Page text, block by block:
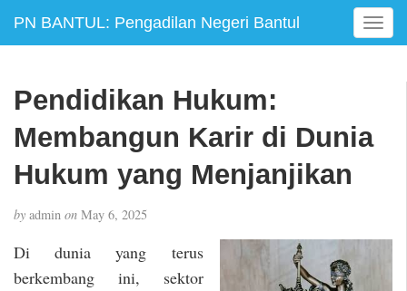
PN BANTUL: Pengadilan Negeri Bantul
T
o
n
a
Pendidikan Hukum:
Membangun Karir di Dunia
Hukum yang Menjanjikan
by admin on May 6, 2025
Di dunia yang terus
berkembang ini, sektor